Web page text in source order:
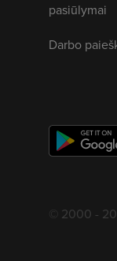
pasiūlymai
Darbo
© 2000 -